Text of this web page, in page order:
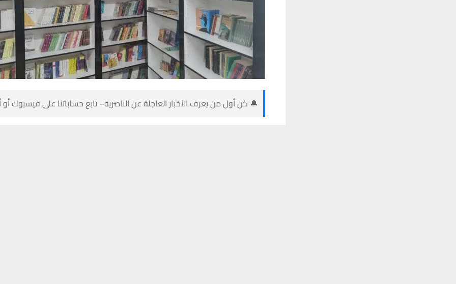
🔔 كن أول من يعرف الأخبار العاجلة عن الناصرية– تابع حساباتنا على فيسبوك